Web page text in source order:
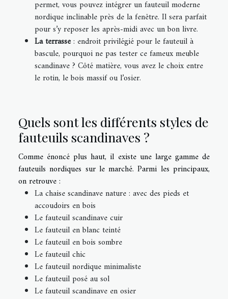
permet, vous pouvez intégrer un fauteuil moderne
nordique inclinable près de la fenêtre. Il sera parfait
pour s’y reposer les après-midi avec un bon livre.
La terrasse: endroit privilégié pour le fauteuil à
bascule, pourquoi ne pas tester ce fameux meuble
scandinave ? Côté matière, vous avez le choix entre
le rotin, le bois massif ou l’osier.
Quels sont les différents styles de
fauteuils scandinaves ?
Comme énoncé plus haut, il existe une large gamme de
fauteuils nordiques sur le marché. Parmi les principaux,
on retrouve :
La chaise scandinave nature : avec des pieds et
accoudoirs en bois
Le fauteuil scandinave cuir
Le fauteuil en blanc teinté
Le fauteuil en bois sombre
Le fauteuil chic
Le fauteuil nordique minimaliste
Le fauteuil posé au sol
Le fauteuil scandinave en osier